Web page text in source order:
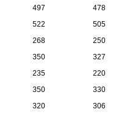
497
478
522
505
268
250
350
327
235
220
350
330
320
306